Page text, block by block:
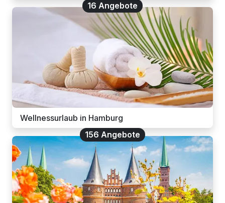
16 Angebote
Wellnessurlaub in Hamburg
156 Angebote